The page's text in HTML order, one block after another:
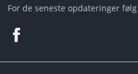
For de seneste opdateringer